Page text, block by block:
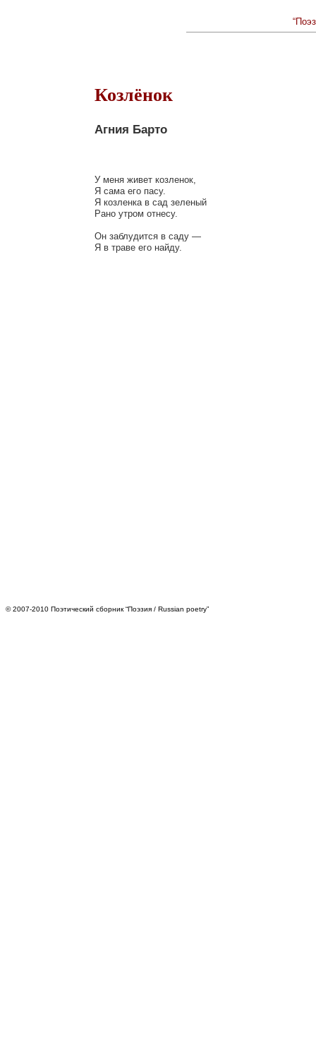
Козлёнок
Агния Барто
У меня живет козленок,
Я сама его пасу.
Я козленка в сад зеленый
Рано утром отнесу.
Он заблудится в саду —
© 2007-2010 Поэтический сборник “Поэзия / Russian poetry”